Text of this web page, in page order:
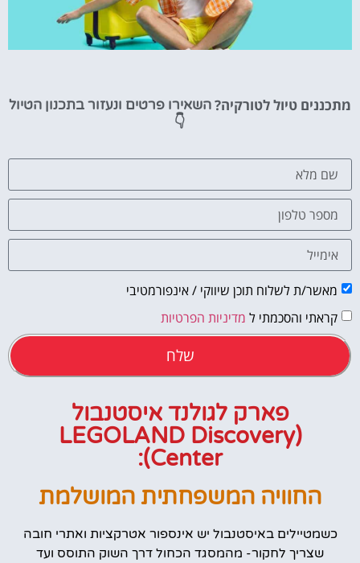
מציאת
לחצו
מתכננים טיול לטורקיה?השאירו פרטים ונעזור בתכנון הטיול
👇
מאשר/ת לשלוח תוכן שיווקי / אינפורמטיבי
קראתי והסכמתי ל מדיניות הפרטיות
שלח
פארק לגולנד איסטנבול
(LEGOLAND Discovery
Center):
החוויה המשפחתית המושלמת
כשמטיילים באיסטנבול יש אינספור אטרקציות ואתרי חובה
שצריך לחקור- מהמסגד הכחול דרך השוק התוסס ועד